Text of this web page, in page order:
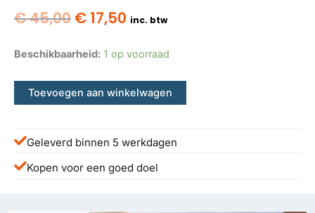
€45,00 Oorspronkelijke
was:
€ 17,50 Huidige
is:
inc. btw
Beschikbaarheid: 1 op voorraad
Toevoegen aan winkelwagen
Geleverd binnen 5 werkdagen
Kopen voor een goed doel